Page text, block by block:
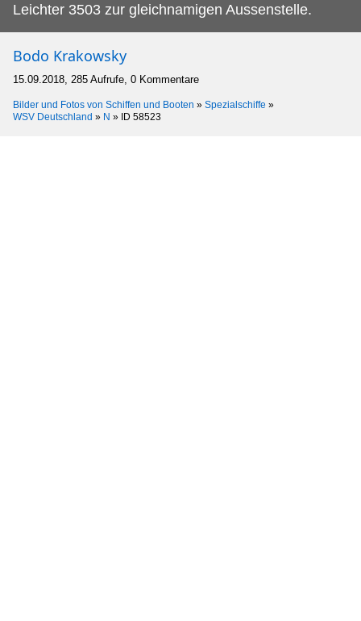
Leichter 3503 zur gleichnamigen Aussenstelle.
Bodo Krakowsky
15.09.2018, 285 Aufrufe, 0 Kommentare
Bilder und Fotos von Schiffen und Booten » Spezialschiffe »
WSV Deutschland » N » ID 58523